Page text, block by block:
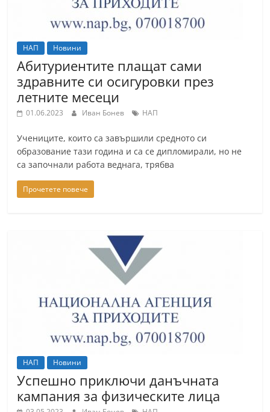
НАП Новини
Абитуриентите плащат сами
здравните си осигуровки през
летните месеци
01.06.2023 Иван Бонев НАП
Учениците, които са завършили средното си
образование тази година и са се дипломирали, но не
са започнали работа веднага, трябва
Прочетете повече
НАП Новини
Успешно приключи данъчната
кампания за физическите лица